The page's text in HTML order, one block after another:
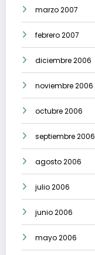
marzo 2007
febrero 2007
diciembre 2006
noviembre 2006
octubre 2006
septiembre 2006
agosto 2006
julio 2006
junio 2006
mayo 2006